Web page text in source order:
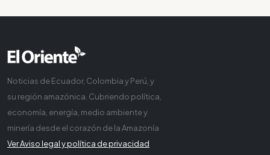
Noticias de Ecuador, Colombia y Perú, y
su región amazónica. Cubriendo política,
economía, energía, medio ambiente y
minería desde el corazón de la Amazonía
Ver Aviso legal y política de privacidad